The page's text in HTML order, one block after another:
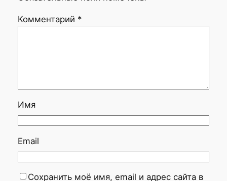
Комментарий *
Имя
Email
Сохранить моё имя, email и адрес сайта в